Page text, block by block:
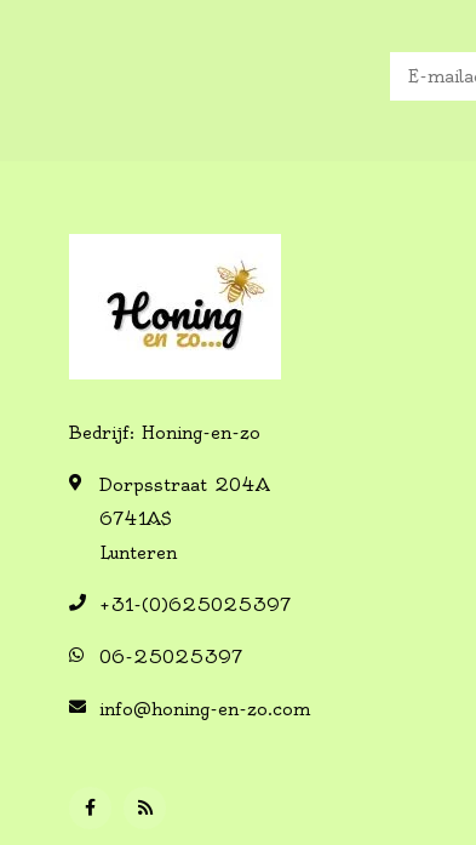
Bedrijf: Honing-en-zo
Dorpsstraat 204A
6741AS
Lunteren
+31-(0)625025397
06-25025397
info@honing-en-zo.com